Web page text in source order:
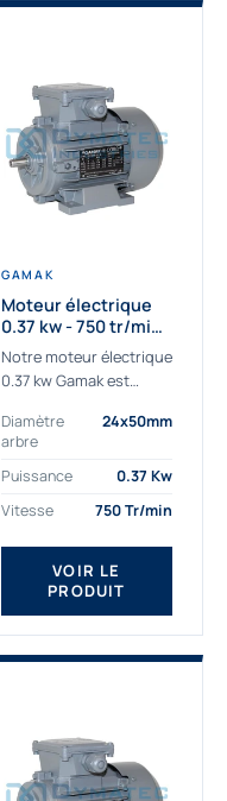
GAMAK
Moteur électrique
0.37 kw - 750 tr/min -
230/400V - IE2
Notre moteur électrique
0.37 kw Gamak est
aux applications
sévères. Nous
déterminons,
fournissons
des moteurs
asynchrones depuis de
nombreuses années....
Diamètre
arbre
24x50mm
Puissance
0.37 Kw
Vitesse
750 Tr/min
VOIR LE
PRODUIT